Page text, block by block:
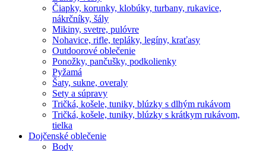
Čiapky, korunky, klobúky, turbany, rukavice,
nákrčníky, šály
Mikiny, svetre, pulóvre
Nohavice, rifle, tepláky, legíny, kraťasy
Outdoorové oblečenie
Ponožky, pančušky, podkolienky
Pyžamá
Šaty, sukne, overaly
Sety a súpravy
Tričká, košele, tuniky, blúzky s dlhým rukávom
Tričká, košele, tuniky, blúzky s krátkym rukávom,
tielka
Dojčenské oblečenie
Body